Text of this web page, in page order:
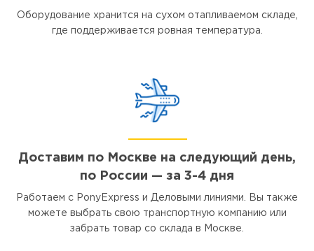
Оборудование хранится на сухом отапливаемом складе,
где поддерживается ровная температура.
Доставим по Москве на следующий день,
по России — за 3-4 дня
Работаем с PonyExpress и Деловыми линиями. Вы также
можете выбрать свою транспортную компанию или
забрать товар со склада в Москве.